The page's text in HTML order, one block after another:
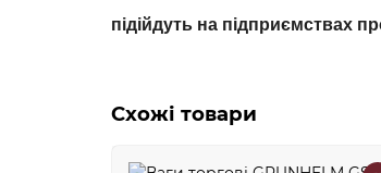
підійдуть на підприємствах
Схожі товари